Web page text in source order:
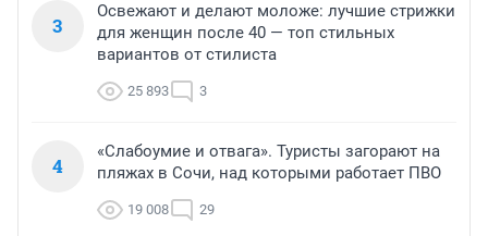
3
Освежают и делают моложе: лучшие стрижки
для женщин после 40 — топ стильных
вариантов от стилиста
25 893 3
4
«Слабоумие и отвага». Туристы загорают на
пляжах в Сочи, над которыми работает ПВО
19 008 29